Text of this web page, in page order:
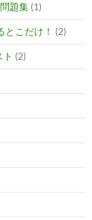
題集 (1)
こだけ！ (2)
(2)